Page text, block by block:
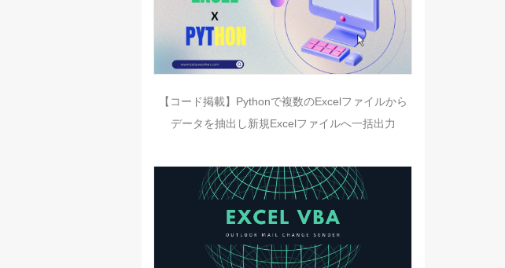
【コード掲載】Pythonで複数のExcelファイルから
データを抽出し新規Excelファイルへ一括出力